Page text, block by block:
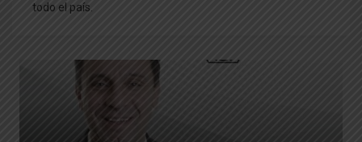
todo el país.